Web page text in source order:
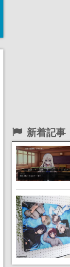
新着記事